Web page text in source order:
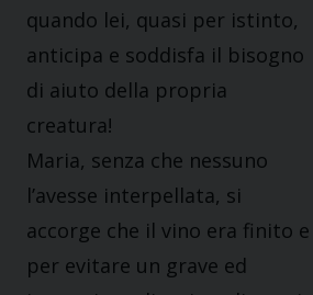
quando lei, quasi per istinto,
anticipa e soddisfa il bisogno
di aiuto della propria
creatura!
Maria, senza che nessuno
l’avesse interpellata, si
accorge che il vino era finito e
per evitare un grave ed